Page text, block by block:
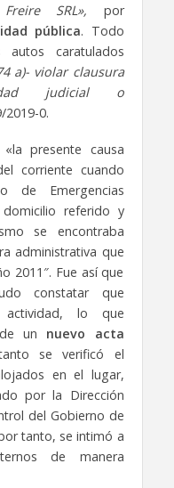
SRL», por
pública. Todo
caratulados
a)- violar clausura
judicial o
2019-0.
presente causa
corriente cuando
de Emergencias
referido y
se encontraba
administrativa que
2011″. Fue así que
constatar que
actividad, lo que
un nuevo acta
se verificó el
en el lugar,
por la Dirección
del Gobierno de
tanto, se intimó a
de manera